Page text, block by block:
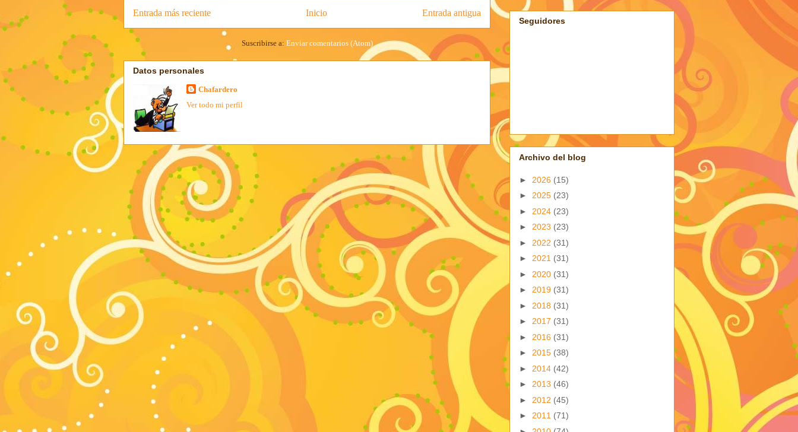
Entrada más reciente Entrada antigua
Inicio
Suscribirse a: Enviar comentarios (Atom)
Datos personales
Chafardero
Ver todo mi perfil
Seguidores
Archivo del blog
► 2026 (15)
► 2025 (23)
► 2024 (23)
► 2023 (23)
► 2022 (31)
► 2021 (31)
► 2020 (31)
► 2019 (31)
► 2018 (31)
► 2017 (31)
► 2016 (31)
► 2015 (38)
► 2014 (42)
► 2013 (46)
► 2012 (45)
► 2011 (71)